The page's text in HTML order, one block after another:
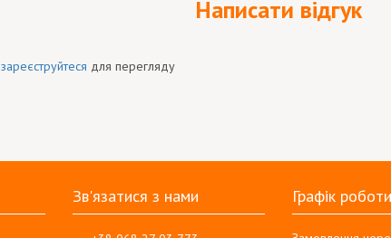
Написати відгук
зареєструйтеся для перегляду
Зв'язатися з нами Графік роботи